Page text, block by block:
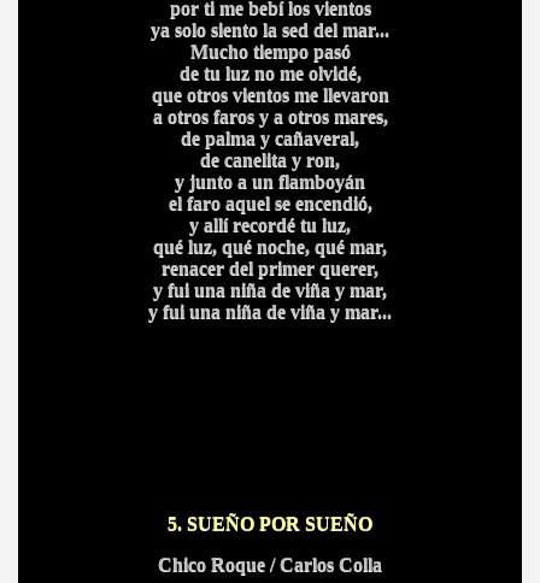
por ti me bebí los vientos
ya solo siento la sed del mar...
Mucho tiempo pasó
de tu luz no me olvidé,
que otros vientos me llevaron
a otros faros y a otros mares,
de palma y cañaveral,
de canelita y ron,
y junto a un flamboyán
el faro aquel se encendió,
y allí recordé tu luz,
qué luz, qué noche, qué mar,
renacer del primer querer,
y fui una niña de viña y mar,
y fui una niña de viña y mar...
5. SUEÑO POR SUEÑO
Chico Roque / Carlos Colla